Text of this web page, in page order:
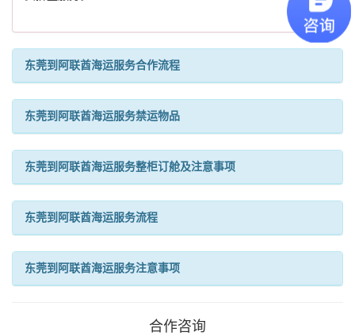
东莞到阿联酋海运服务合作流程
东莞到阿联酋海运服务禁运物品
东莞到阿联酋海运服务整柜订舱及注意事项
东莞到阿联酋海运服务流程
东莞到阿联酋海运服务注意事项
合作咨询